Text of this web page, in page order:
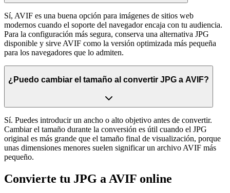
Sí, AVIF es una buena opción para imágenes de sitios web
modernos cuando el soporte del navegador encaja con tu audiencia.
Para la configuración más segura, conserva una alternativa JPG
disponible y sirve AVIF como la versión optimizada más pequeña
para los navegadores que lo admiten.
¿Puedo cambiar el tamaño al convertir JPG a AVIF?
Sí. Puedes introducir un ancho o alto objetivo antes de convertir.
Cambiar el tamaño durante la conversión es útil cuando el JPG
original es más grande que el tamaño final de visualización, porque
unas dimensiones menores suelen significar un archivo AVIF más
pequeño.
Convierte tu JPG a AVIF online